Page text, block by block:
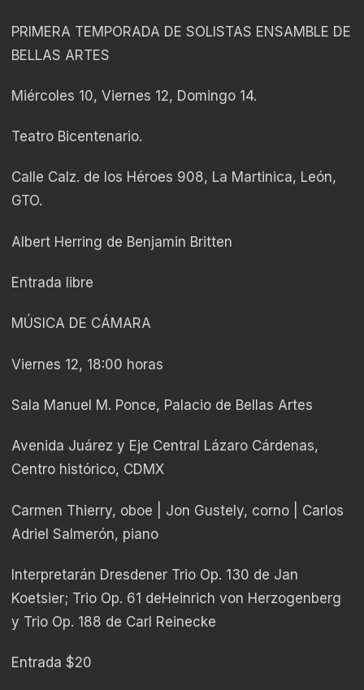
PRIMERA TEMPORADA DE SOLISTAS ENSAMBLE DE
BELLAS ARTES
Miércoles 10, Viernes 12, Domingo 14.
Teatro Bicentenario.
Calle Calz. de los Héroes 908, La Martinica, León,
GTO.
Albert Herring de Benjamin Britten
Entrada libre
MÚSICA DE CÁMARA
Viernes 12, 18:00 horas
Sala Manuel M. Ponce, Palacio de Bellas Artes
Avenida Juárez y Eje Central Lázaro Cárdenas,
Centro histórico, CDMX
Carmen Thierry, oboe | Jon Gustely, corno | Carlos
Adriel Salmerón, piano
Interpretarán Dresdener Trio Op. 130 de Jan
Koetsier; Trio Op. 61 deHeinrich von Herzogenberg
y Trio Op. 188 de Carl Reinecke
Entrada $20